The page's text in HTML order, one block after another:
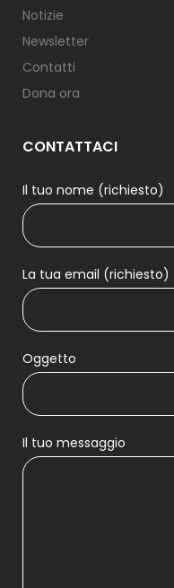
Notizie
Newsletter
Contatti
Dona ora
CONTATTACI
Il tuo nome (richiesto)
La tua email (richiesto)
Oggetto
Il tuo messaggio